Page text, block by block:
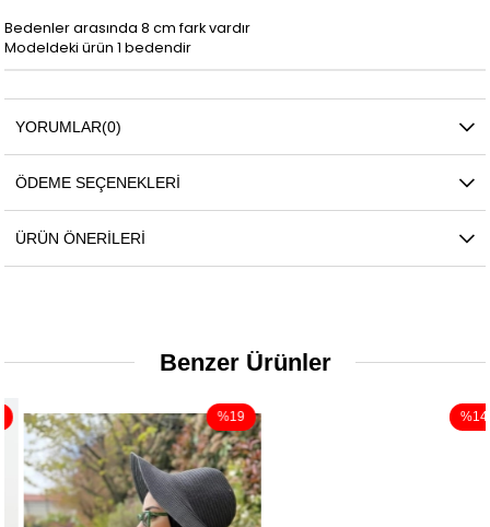
Bedenler arasında 8 cm fark vardır
Modeldeki ürün 1 bedendir
YORUMLAR(0)
ÖDEME SEÇENEKLERI
ÜRÜN ÖNERILERI
Benzer Ürünler
%19 %14